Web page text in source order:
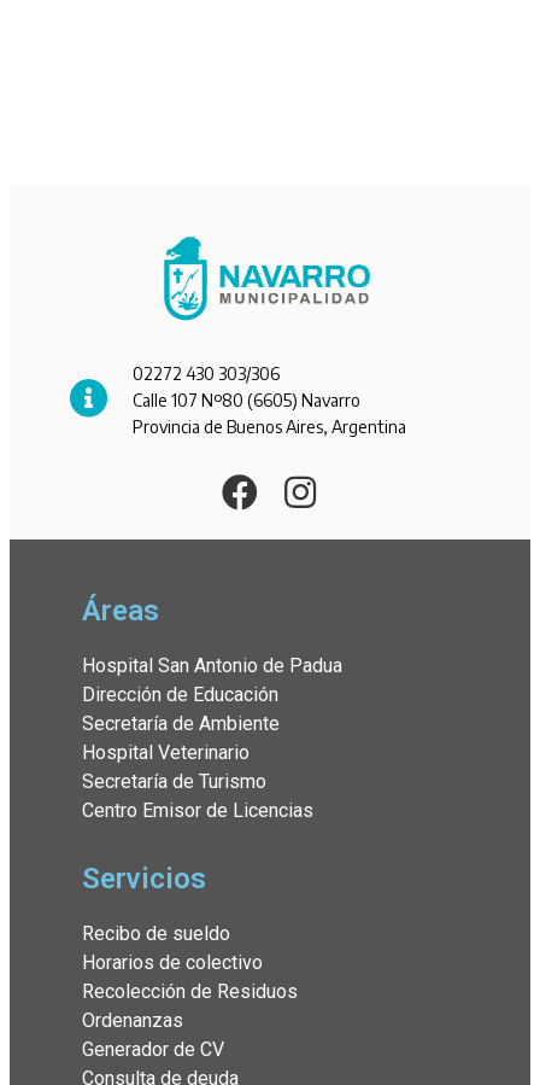
02272 430 303/306
Calle 107 Nº80 (6605) Navarro
Provincia de Buenos Aires, Argentina
Áreas
Hospital San Antonio de Padua
Dirección de Educación
Secretaría de Ambiente
Hospital Veterinario
Secretaría de Turismo
Centro Emisor de Licencias
Servicios
Recibo de sueldo
Horarios de colectivo
Recolección de Residuos
Ordenanzas
Generador de CV
Consulta de deuda